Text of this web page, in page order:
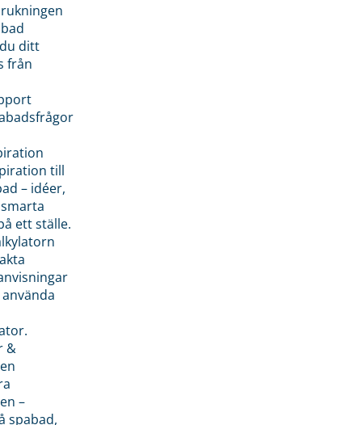
ditt
från
till
– idéer,
ett ställe.
&
–
spabad,